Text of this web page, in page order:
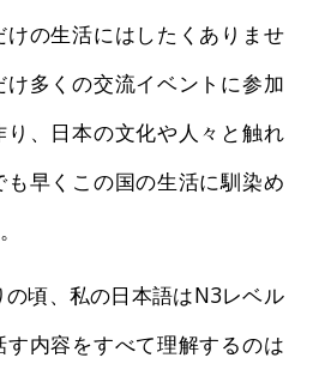
の生活にはしたくありませ
多くの交流イベントに参加
り、日本の文化や人々と触れ
早くこの国の生活に馴染め
頃、私の日本語はN3レベル
内容をすべて理解するのは